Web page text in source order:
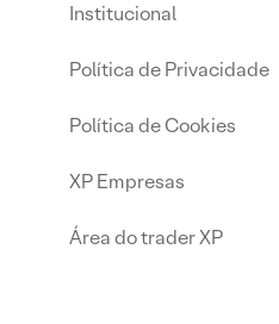
Institucional
Política de Privacidade
Política de Cookies
XP Empresas
Área do trader XP